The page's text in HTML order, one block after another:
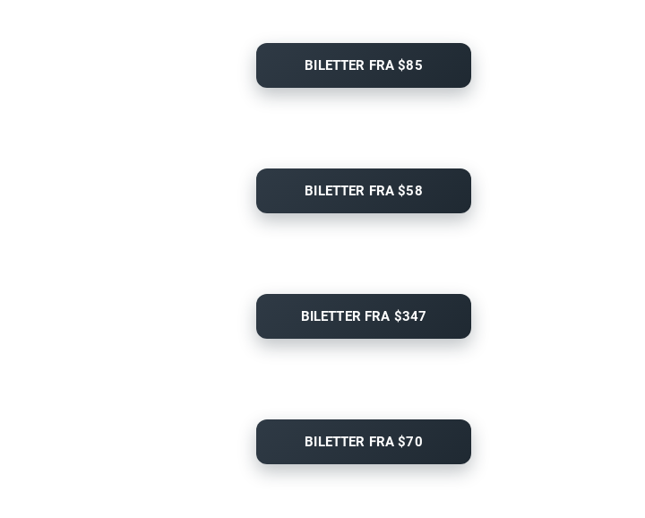
BILETTER FRA $85
BILETTER FRA $58
BILETTER FRA $347
BILETTER FRA $70